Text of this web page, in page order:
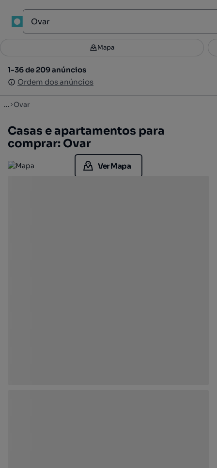
Filtros 1
1-36 de 209 anúncios
Ordem dos anúncios
Mapa
1-36 de 209 anúncios
Ordem dos anúncios
... Ovar
Casas e apartamentos para
comprar: Ovar
Ver Mapa